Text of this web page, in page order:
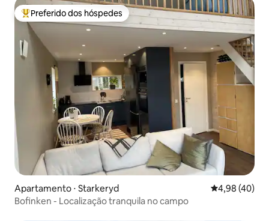
Entre os melhores preferidos dos hóspedes
Preferido dos hóspedes
Apartamento ⋅ Starkeryd 4,98 de uma
4,98 (40)
Bofinken - Localização tranquila no campo